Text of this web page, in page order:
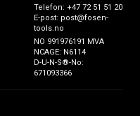
Telefon:+47 72 51 51 20
E-post: post@fosen-
tools.no
NO 991976191 MVA
NCAGE: N6114
D-U-N-S®-No:
671093366